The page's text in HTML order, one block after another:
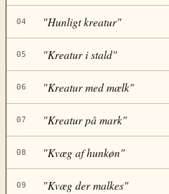
04 "Hunligt kreatur"
05 "Kreatur i stald"
06 "Kreatur med mælk"
07 "Kreatur på mark"
08 "Kvæg af hunkøn"
09 "Kvæg der malkes"